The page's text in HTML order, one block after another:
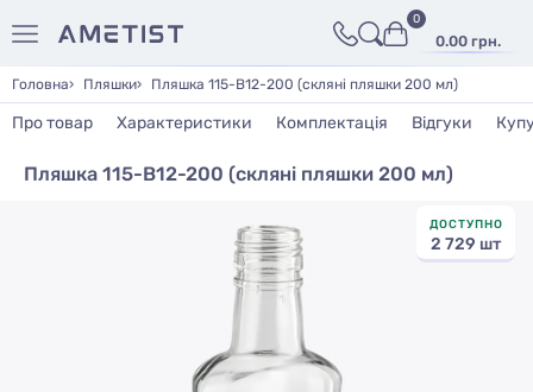
0.00 грн.
0
Головна Пляшки Пляшка 115-В12-200 (скляні пляшки 200 мл)
Про товар Характеристики Комплектація Відгуки
Пляшка 115-В12-200 (скляні пляшки 200 мл)
ДОСТУПНО
2 729 шт